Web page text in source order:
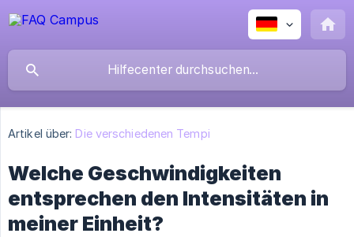
Artikel über: Die verschiedenen Tempi
Welche Geschwindigkeiten
entsprechen den Intensitäten in
meiner Einheit?